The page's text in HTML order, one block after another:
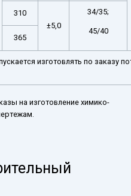
310
±5,0
34/35;
45/40
365
изготовлять по заказу
на изготовление химико-